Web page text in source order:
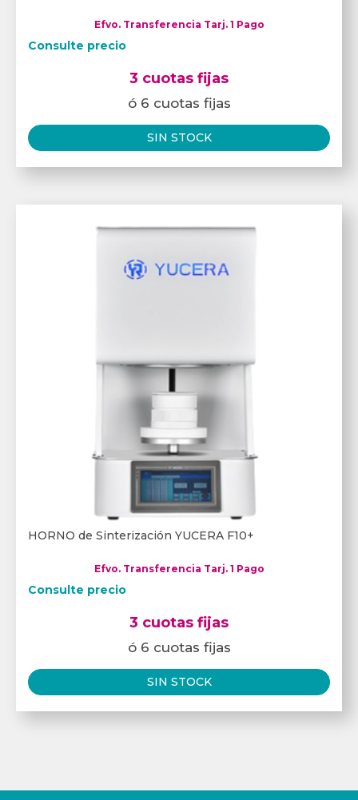
Efvo. Transferencia Tarj. 1 Pago
Consulte precio
3 cuotas fijas
ó 6 cuotas fijas
SIN STOCK
HORNO de Sinterización YUCERA F10+
Efvo. Transferencia Tarj. 1 Pago
Consulte precio
3 cuotas fijas
ó 6 cuotas fijas
SIN STOCK